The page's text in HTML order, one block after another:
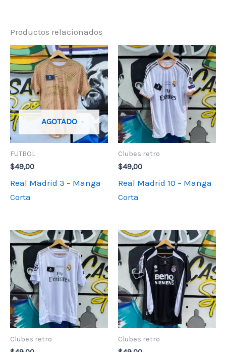
Productos relacionados
AGOTADO
FUTBOL
$49,00
Real Madrid 3 – Manga
Corta
Clubes retro
$49,00
Real Madrid 10 – Manga
Corta
Clubes retro Clubes retro